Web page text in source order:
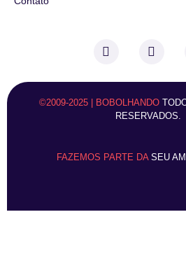
©2009-2025 | BOBOLHANDO
RESERVADOS.
FAZEMOS PARTE DA SEU